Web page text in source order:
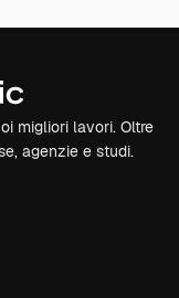
migliori lavori. Oltre
agenzie e studi.